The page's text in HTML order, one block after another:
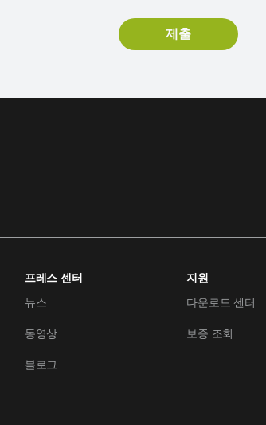
프레스 센터
뉴스
동영상
블로그
지원
다운로드 센터
보증 조회